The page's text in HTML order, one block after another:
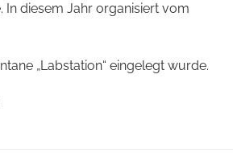
diesem Jahr organisiert vom
„Labstation“ eingelegt wurde.